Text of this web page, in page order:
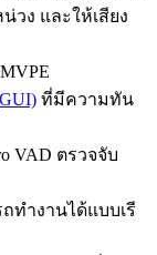
วง และให้เสียง
ที่มีความทัน
VAD ตรวจจับ
ถทำงานได้แบบเรี